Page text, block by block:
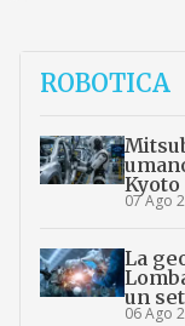
ROBOTICA
Kyoto
07 Ago
La
un
06 Ago